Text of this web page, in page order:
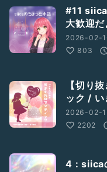
#11
大歓迎だ
2026-02-
803
【切り
ック / い
2026-02-
2202
4 : siica